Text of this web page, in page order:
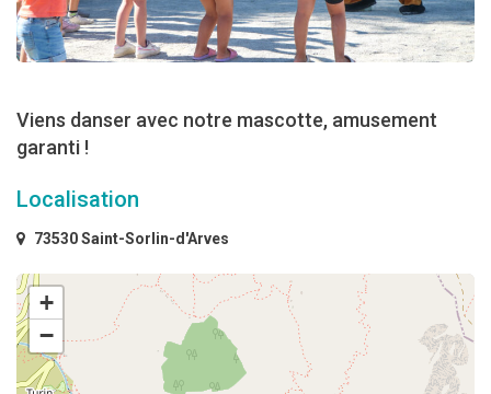
Viens danser avec notre mascotte, amusement
garanti !
Localisation
73530 Saint-Sorlin-d'Arves
+
−